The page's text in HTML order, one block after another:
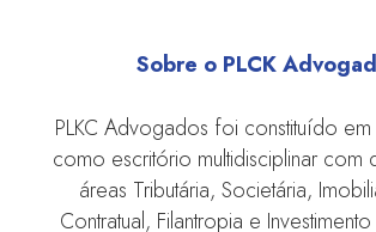
Sobre o PLCK
PLKC Advogados foi constituído
como escritório multidisciplinar com
áreas Tributária, Societária,
Contratual, Filantropia e